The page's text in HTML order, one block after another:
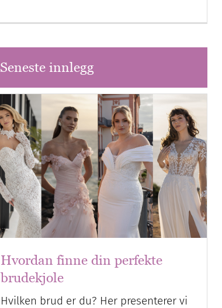
Seneste innlegg
Hvordan finne din perfekte
brudekjole
Hvilken brud er du? Her presenterer vi